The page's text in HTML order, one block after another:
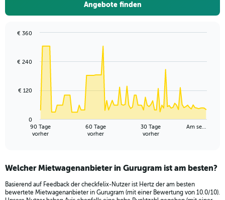
Angebote finden
91
The
Range:
91
categories.
90 Tage
vorher
60 Tage
vorher
30 Tage
vorher
Am se…
0
€ 120
€ 240
€ 360
Welcher Mietwagenanbieter in Gurugram ist am besten?
Basierend auf Feedback der checkfelix-Nutzer ist Hertz der am besten
bewertete Mietwagenanbieter in Gurugram (mit einer Bewertung von 10.0/10).